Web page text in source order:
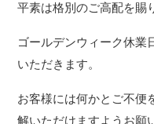
平素は格別のご高配を賜
ゴールデンウィーク休業
いただきます。
お客様には何かとご不便
解いただけますようお願